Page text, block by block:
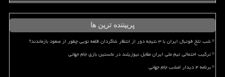
پربیننده ترین ها
شب تلخ فوتبال ایران با ۳ نتیجه دور از انتظار شاگردان قلعه نویی چطور از صعود بازماندند؟
ترکیب احتمالی تیم ملی ایران مقابل نیوزیلند در نخستین بازی جام جهانی
برنامه ۴ دیدار امشب جام جهانی